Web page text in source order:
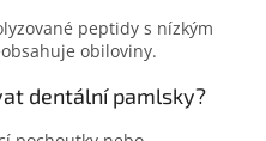
peptidy s nízkým
obiloviny.
dentální pamlsky?